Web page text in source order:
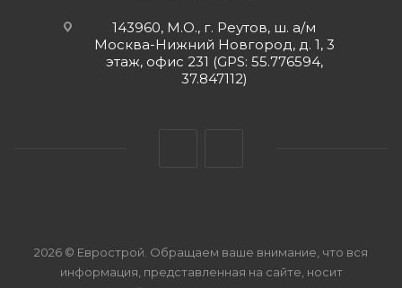
143960, М.О., г. Реутов, ш. а/м
Москва-Нижний Новгород, д. 1, 3
этаж, офис 231 (GPS: 55.776594,
37.847112)
2026 © Еврострой. Обращаем ваше внимание, что вся
информация, представленная на сайте, носит